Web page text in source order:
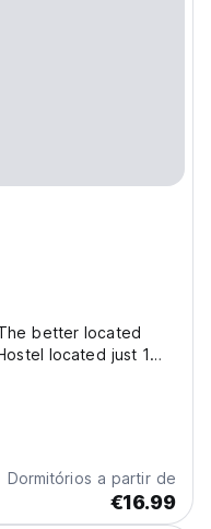
better located
located just 1
the world famous
see it from the
Dormitórios a partir de
€16.99